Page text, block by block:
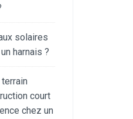
solaires
harnais ?
court
chez un